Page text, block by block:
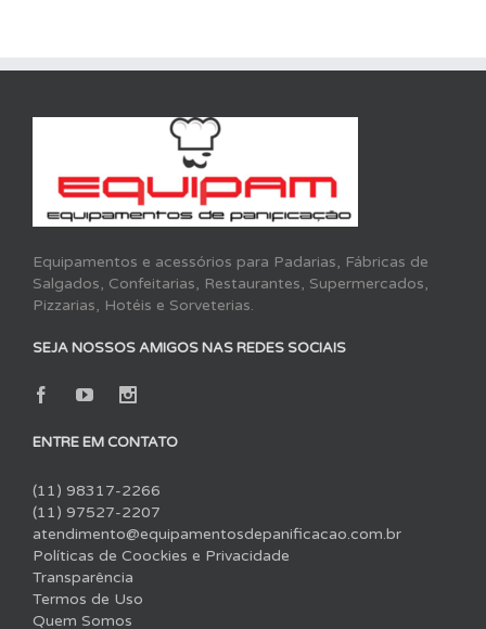
Equipamentos e acessórios para Padarias, Fábricas de
Salgados, Confeitarias, Restaurantes, Supermercados,
Pizzarias, Hotéis e Sorveterias.
SEJA NOSSOS AMIGOS NAS REDES SOCIAIS
ENTRE EM CONTATO
(11) 98317-2266
(11) 97527-2207
atendimento@equipamentosdepanificacao.com.br
Políticas de Coockies e Privacidade
Transparência
Termos de Uso
Quem Somos